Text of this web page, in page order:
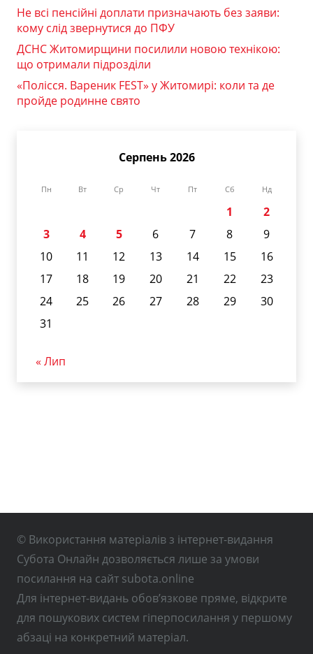
Не всі пенсійні доплати призначають без заяви:
кому слід звернутися до ПФУ
ДСНС Житомирщини посилили новою технікою:
що отримали підрозділи
«Полісся. Вареник FEST» у Житомирі: коли та де
пройде родинне свято
Серпень 2026
Пн Вт Ср Чт Пт Сб Нд
1
2
3
4 5 6 7 8
9
10
11 12 13 14 15
16
17
18 19 20 21 22
23
24
25 26 27 28 29
30
31
« Лип
© Використання матеріалів з інтернет-видання
Субота Онлайн дозволяється лише за умови
посилання на сайт subota.online
Для інтернет-видань обов’язкове пряме, відкрите
для пошукових систем гіперпосилання у першому
абзаці на конкретний матеріал.